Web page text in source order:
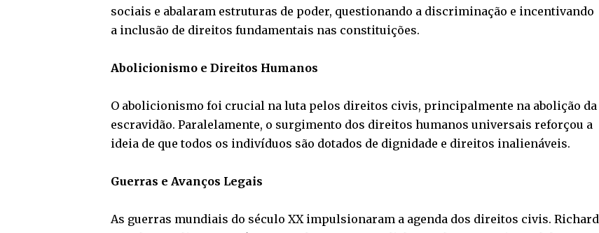
sociais e abalaram estruturas de poder, questionando a discriminação e incentivando
a inclusão de direitos fundamentais nas constituições.
Abolicionismo e Direitos Humanos
O abolicionismo foi crucial na luta pelos direitos civis, principalmente na abolição da
escravidão. Paralelamente, o surgimento dos direitos humanos universais reforçou a
ideia de que todos os indivíduos são dotados de dignidade e direitos inalienáveis.
Guerras e Avanços Legais
As guerras mundiais do século XX impulsionaram a agenda dos direitos civis. Richard